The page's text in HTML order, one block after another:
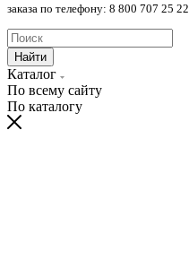
заказа по телефону: 8 800 707 25 22.
Найти
Каталог
По всему сайту
По каталогу